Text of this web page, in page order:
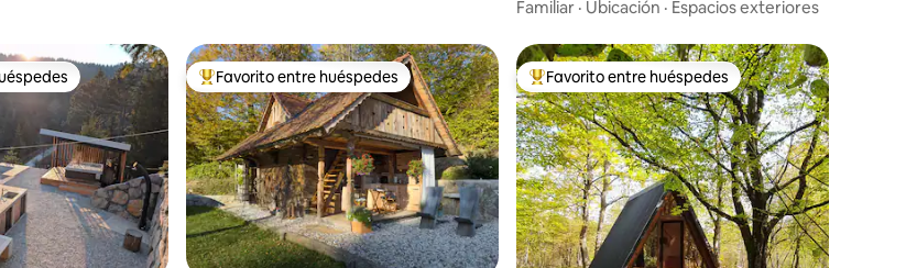
autenticidad
Familiar · Ubicación · Espacios exteriores
preferido Favorito entre huéspedes preferido
Favorito entre huéspedes Favorito entre huéspedes preferido
Favorito entre huéspedes